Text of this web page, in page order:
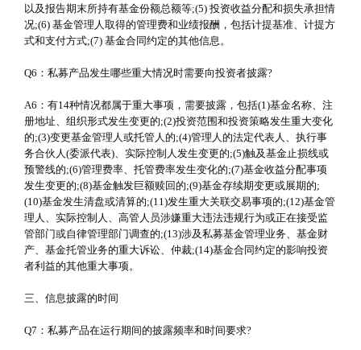
以及报告期末所持有基金份额总额等;(5) 投资收益分配和损失承担情
况;(6) 基金管理人取得的管理费和业绩报酬，包括计提基准、计提方
式和支付方式;(7) 基金合同约定的其他信息。
Q6：私募产品发生哪些重大情况时需要向投资者披露?
A6：有14种情况都属于重大事项，需要披露，包括(1)基金名称、注
册地址、组织形式发生变更的;(2)投资范围和投资策略发生重大变化
的;(3)变更基金管理人或托管人的;(4)管理人的法定代表人、执行事
务合伙人(委派代表)、实际控制人发生变更的;(5)触及基金止损线或
预警线的;(6)管理费率、托管费率发生变化的;(7)基金收益分配事项
发生变更的;(8)基金触发巨额赎回的;(9)基金存续期变更或展期的;
(10)基金发生清盘或清算的;(11)发生重大关联交易事项的;(12)基金管
理人、实际控制人、高管人员涉嫌重大违法违规行为或正在接受监
管部门或自律管理部门调查的;(13)涉及私募基金管理业务、基金财
产、基金托管业务的重大诉讼、仲裁;(14)基金合同约定的影响投资
者利益的其他重大事项。
三、信息披露的时间
Q7：私募产品在运行期间的披露频率和时间要求?